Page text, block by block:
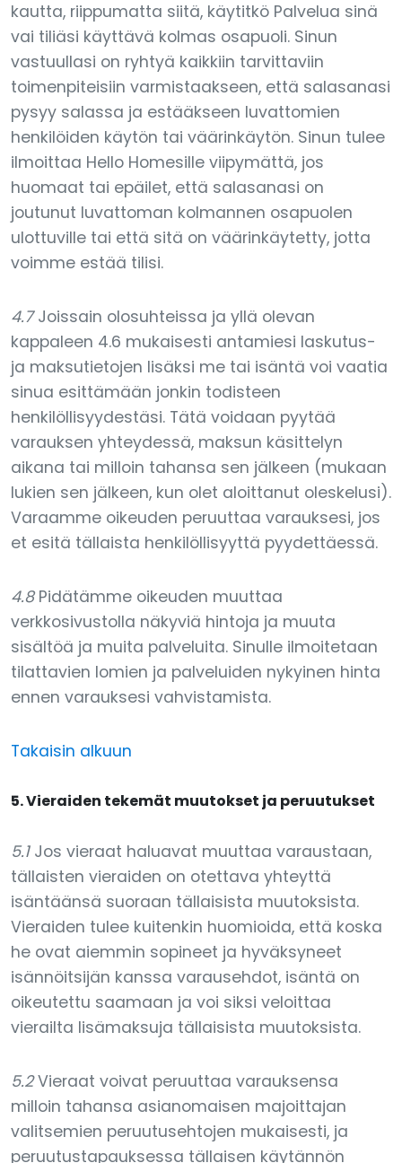
kautta, riippumatta siitä, käytitkö Palvelua sinä
vai tiliäsi käyttävä kolmas osapuoli. Sinun
vastuullasi on ryhtyä kaikkiin tarvittaviin
toimenpiteisiin varmistaakseen, että salasanasi
pysyy salassa ja estääkseen luvattomien
henkilöiden käytön tai väärinkäytön. Sinun tulee
ilmoittaa Hello Homesille viipymättä, jos
huomaat tai epäilet, että salasanasi on
joutunut luvattoman kolmannen osapuolen
ulottuville tai että sitä on väärinkäytetty, jotta
voimme estää tilisi.
4.7Joissain olosuhteissa ja yllä olevan
kappaleen 4.6 mukaisesti antamiesi laskutus-
ja maksutietojen lisäksi me tai isäntä voi vaatia
sinua esittämään jonkin todisteen
henkilöllisyydestäsi. Tätä voidaan pyytää
varauksen yhteydessä, maksun käsittelyn
aikana tai milloin tahansa sen jälkeen (mukaan
lukien sen jälkeen, kun olet aloittanut oleskelusi).
Varaamme oikeuden peruuttaa varauksesi, jos
et esitä tällaista henkilöllisyyttä pyydettäessä.
4.8Pidätämme oikeuden muuttaa
verkkosivustolla näkyviä hintoja ja muuta
sisältöä ja muita palveluita. Sinulle ilmoitetaan
tilattavien lomien ja palveluiden nykyinen hinta
ennen varauksesi vahvistamista.
Takaisin alkuun
5. Vieraiden tekemät muutokset ja peruutukset
5.1Jos vieraat haluavat muuttaa varaustaan,
tällaisten vieraiden on otettava yhteyttä
isäntäänsä suoraan tällaisista muutoksista.
Vieraiden tulee kuitenkin huomioida, että koska
he ovat aiemmin sopineet ja hyväksyneet
isännöitsijän kanssa varausehdot, isäntä on
oikeutettu saamaan ja voi siksi veloittaa
vierailta lisämaksuja tällaisista muutoksista.
5.2Vieraat voivat peruuttaa varauksensa
milloin tahansa asianomaisen majoittajan
valitsemien peruutusehtojen mukaisesti, ja
peruutustapauksessa tällaisen käytännön